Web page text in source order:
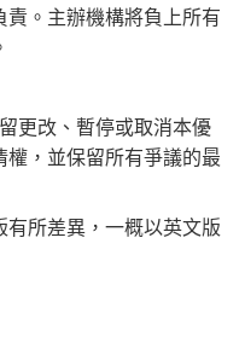
。主辦機構將負上所有
更改、暫停或取消本優
，並保留所有爭議的最
所差異，一概以英文版